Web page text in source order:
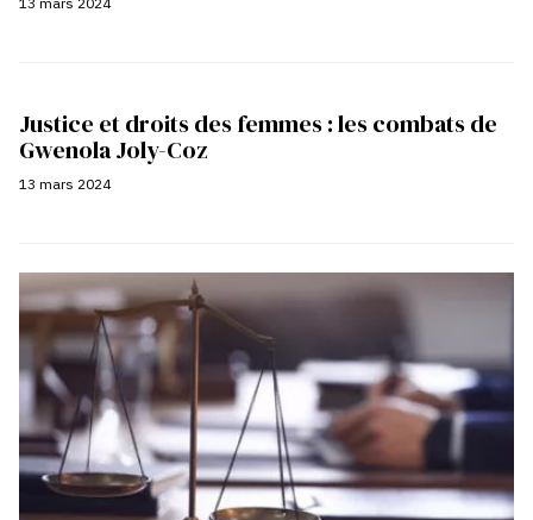
Justice et droits des femmes : les combats de
Gwenola Joly-Coz
13 mars 2024